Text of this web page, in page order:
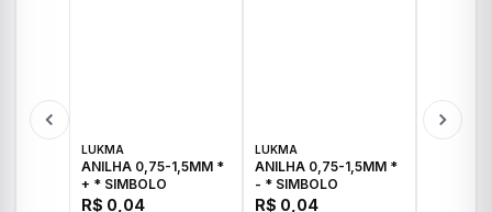
LUKMA
ANILHA 0,75-1,5MM *
+ * SIMBOLO
R$ 0,04
LUKMA
ANILHA 0,75-1,5MM *
- * SIMBOLO
R$ 0,04